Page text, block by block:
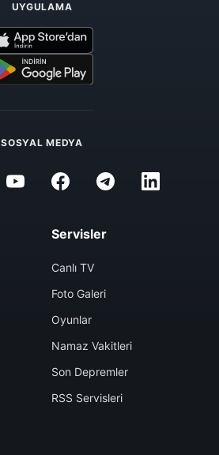
UYGULAMA
SOSYAL MEDYA
Servisler
Canlı TV
Foto Galeri
Oyunlar
Namaz Vakitleri
Son Depremler
RSS Servisleri